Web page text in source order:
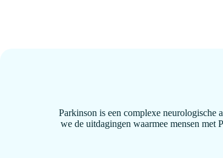
Parkinson is een complexe neurologische
we de uitdagingen waarmee mensen met